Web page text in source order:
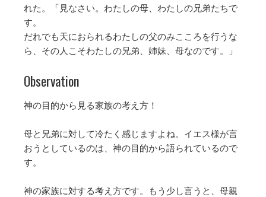
れた。「見なさい。わたしの母、わたしの兄弟たちで
す。
だれでも天におられるわたしの父のみこころを行うな
ら、その人こそわたしの兄弟、姉妹、母なのです。」
Observation
神の目的から見る家族の考え方！
母と兄弟に対して冷たく感じますよね。イエス様が言
おうとしているのは、神の目的から語られているので
す。
神の家族に対する考え方です。もう少し言うと、母親